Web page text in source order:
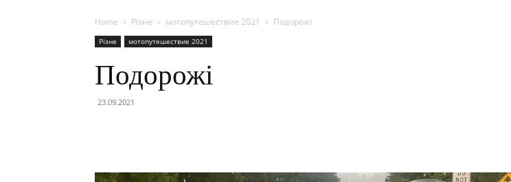
Home Різне мотопутешествие 2021 Подорожі
Різне мотопутешествие 2021
Подорожі
23.09.2021